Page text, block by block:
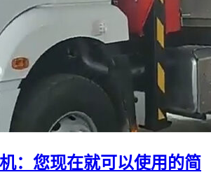
：您现在就可以使用的简